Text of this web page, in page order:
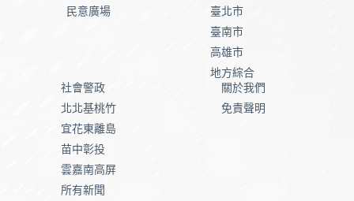
民意廣場
臺北市
臺南市
高雄市
地方綜合
社會警政
北北基桃竹
宜花東離島
苗中彰投
雲嘉南高屏
所有新聞
關於我們
免責聲明